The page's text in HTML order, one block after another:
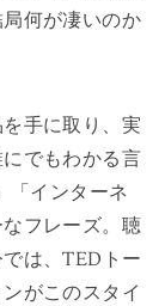
何が凄いのか
手に取り、実
でもわかる言
「インターネ
フレーズ。聴
は、TEDトー
がこのスタイ